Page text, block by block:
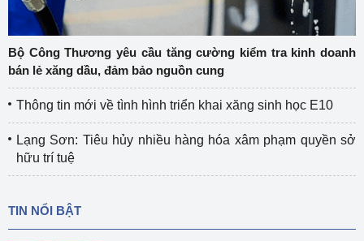
Bộ Công Thương yêu cầu tăng cường kiểm tra kinh doanh
bán lẻ xăng dầu, đảm bảo nguồn cung
Thông tin mới về tình hình triển khai xăng sinh học E10
Lạng Sơn: Tiêu hủy nhiều hàng hóa xâm phạm quyền sở
hữu trí tuệ
TIN NỔI BẬT